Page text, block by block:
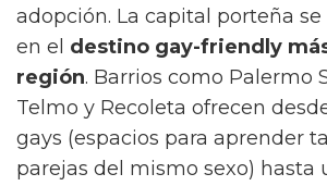
adopción. La capital porteña
en el destino gay-friendly
región. Barrios como Palermo
Telmo y Recoleta ofrecen
gays (espacios para aprender
parejas del mismo sexo) hasta